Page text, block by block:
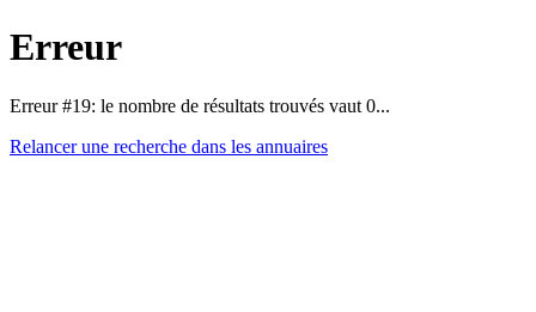
Erreur
Erreur #19: le nombre de résultats trouvés vaut 0...
Relancer une recherche dans les annuaires